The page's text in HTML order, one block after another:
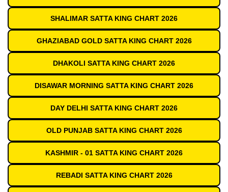
SHALIMAR SATTA KING CHART 2026
GHAZIABAD GOLD SATTA KING CHART 2026
DHAKOLI SATTA KING CHART 2026
DISAWAR MORNING SATTA KING CHART 2026
DAY DELHI SATTA KING CHART 2026
OLD PUNJAB SATTA KING CHART 2026
KASHMIR - 01 SATTA KING CHART 2026
REBADI SATTA KING CHART 2026